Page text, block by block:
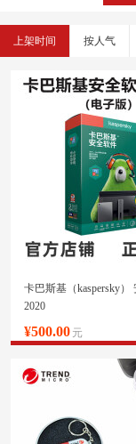
上架时间 按人气
卡巴斯基（kaspersky）
2020
¥500.00 元